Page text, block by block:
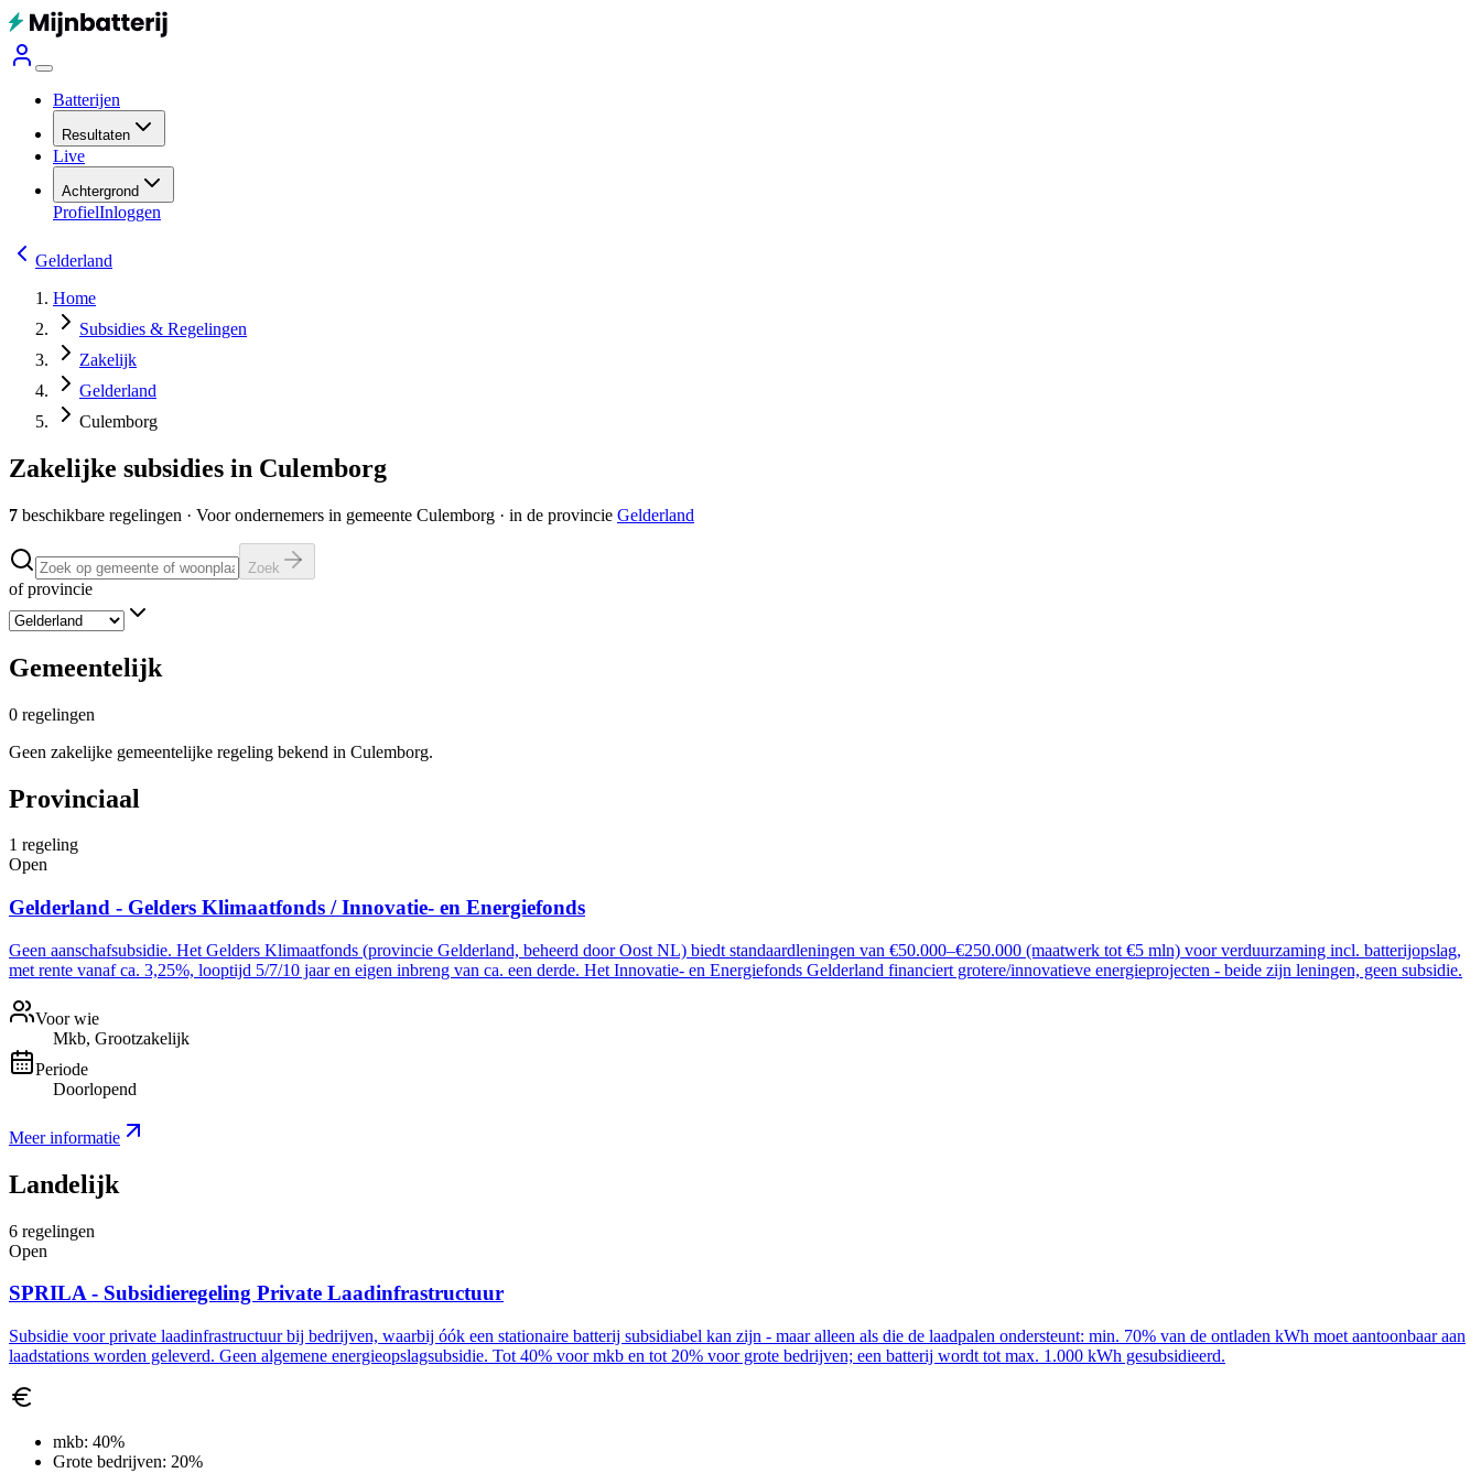
Batterijen
Resultaten
Live
Achtergrond
ProfielInloggen
Gelderland
Home
Subsidies & Regelingen
Zakelijk
Gelderland
Culemborg
Zakelijke subsidies in Culemborg
7 beschikbare regelingen · Voor ondernemers in gemeente Culemborg · in de provincie Gelderland
Zoek
of provincie
Gemeentelijk
0 regelingen
Geen zakelijke gemeentelijke regeling bekend in Culemborg.
Provinciaal
1 regeling
Open
Gelderland - Gelders Klimaatfonds / Innovatie- en Energiefonds
Geen aanschafsubsidie. Het Gelders Klimaatfonds (provincie Gelderland, beheerd door Oost NL) biedt standaardleningen van €50.000–€250.000 (maatwerk tot €5 mln) voor verduurzaming incl. batterijopslag,
met rente vanaf ca. 3,25%, looptijd 5/7/10 jaar en eigen inbreng van ca. een derde. Het Innovatie- en Energiefonds Gelderland financiert grotere/innovatieve energieprojecten - beide zijn leningen, geen subsidie.
Voor wie
Mkb, Grootzakelijk
Periode
Doorlopend
Meer informatie
Landelijk
6 regelingen
Open
SPRILA - Subsidieregeling Private Laadinfrastructuur
Subsidie voor private laadinfrastructuur bij bedrijven, waarbij óók een stationaire batterij subsidiabel kan zijn - maar alleen als die de laadpalen ondersteunt: min. 70% van de ontladen kWh moet aantoonbaar aan
laadstations worden geleverd. Geen algemene energieopslagsubsidie. Tot 40% voor mkb en tot 20% voor grote bedrijven; een batterij wordt tot max. 1.000 kWh gesubsidieerd.
mkb: 40%
Grote bedrijven: 20%